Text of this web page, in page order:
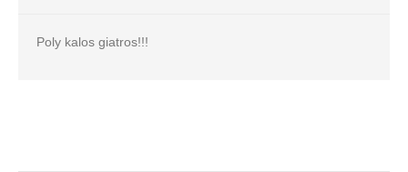
Poly kalos giatros!!!